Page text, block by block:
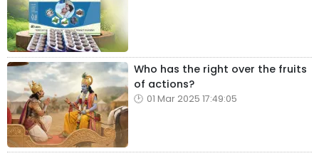
Who has the right over the fruits
of actions?
01 Mar 2025 17:49:05